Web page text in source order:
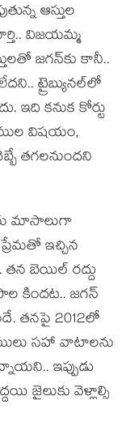
ఆస్తుల
విజ‌య‌మ్మ
జ‌గ‌న్‌కు కానీ..
ట్రైబ్యున‌ల్‌లో
క‌నుక కోర్టు
విష‌యం,
త‌గ‌ల‌నుంద‌ని
మాసాలుగా
ఇచ్చిన
బెయిల్ ర‌ద్దు
కింద‌ట‌.. జ‌గ‌న్
త‌న‌పై 2012లో
స‌హా వాటాల‌ను
ఇప్పుడు
జైలుకు వెళ్లాల్సి